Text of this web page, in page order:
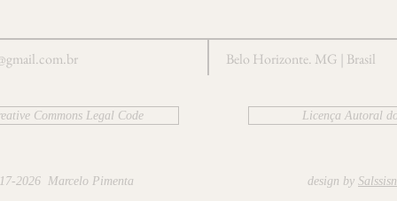
Belo Horizonte. MG | Brasil
Commons Legal Code
2026 Marcelo Pimenta
Licença Autoral
design by